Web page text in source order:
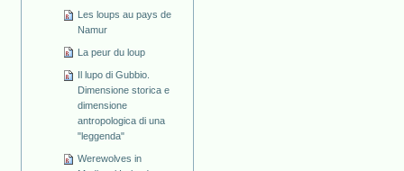
Les loups au pays de
Namur
La peur du loup
Il lupo di Gubbio.
Dimensione storica e
dimensione
antropologica di una
"leggenda"
Werewolves in